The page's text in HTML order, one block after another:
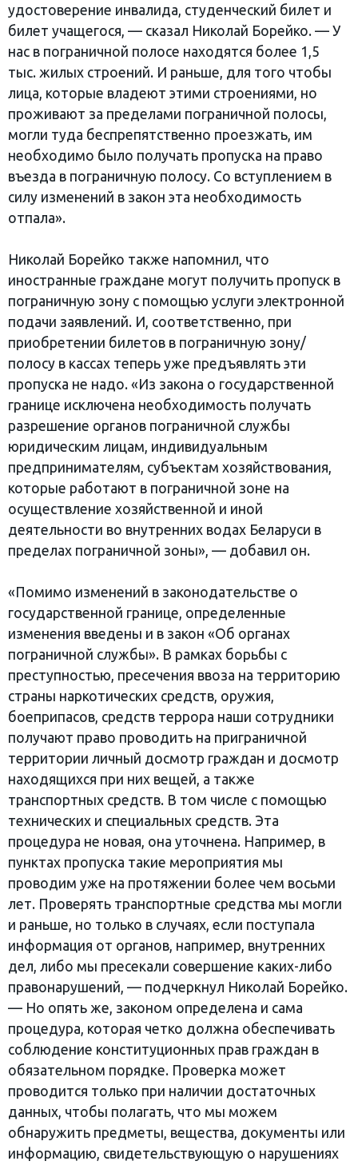
удостоверение инвалида, студенческий билет и
билет учащегося, — сказал Николай Борейко. — У
нас в пограничной полосе находятся более 1,5
тыс. жилых строений. И раньше, для того чтобы
лица, которые владеют этими строениями, но
проживают за пределами пограничной полосы,
могли туда беспрепятственно проезжать, им
необходимо было получать пропуска на право
въезда в пограничную полосу. Со вступлением в
силу изменений в закон эта необходимость
отпала».
Николай Борейко также напомнил, что
иностранные граждане могут получить пропуск в
пограничную зону с помощью услуги электронной
подачи заявлений. И, соответственно, при
приобретении билетов в пограничную зону/
полосу в кассах теперь уже предъявлять эти
пропуска не надо. «Из закона о государственной
границе исключена необходимость получать
разрешение органов пограничной службы
юридическим лицам, индивидуальным
предпринимателям, субъектам хозяйствования,
которые работают в пограничной зоне на
осуществление хозяйственной и иной
деятельности во внутренних водах Беларуси в
пределах пограничной зоны», — добавил он.
«Помимо изменений в законодательстве о
государственной границе, определенные
изменения введены и в закон «Об органах
пограничной службы». В рамках борьбы с
преступностью, пресечения ввоза на территорию
страны наркотических средств, оружия,
боеприпасов, средств террора наши сотрудники
получают право проводить на приграничной
территории личный досмотр граждан и досмотр
находящихся при них вещей, а также
транспортных средств. В том числе с помощью
технических и специальных средств. Эта
процедура не новая, она уточнена. Например, в
пунктах пропуска такие мероприятия мы
проводим уже на протяжении более чем восьми
лет. Проверять транспортные средства мы могли
и раньше, но только в случаях, если поступала
информация от органов, например, внутренних
дел, либо мы пресекали совершение каких-либо
правонарушений, — подчеркнул Николай Борейко.
— Но опять же, законом определена и сама
процедура, которая четко должна обеспечивать
соблюдение конституционных прав граждан в
обязательном порядке. Проверка может
проводится только при наличии достаточных
данных, чтобы полагать, что мы можем
обнаружить предметы, вещества, документы или
информацию, свидетельствующую о нарушениях